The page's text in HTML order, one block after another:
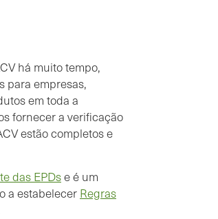
há muito tempo,
para empresas,
em toda a
fornecer a verificação
estão completos e
das EPDse é um
a estabelecer Regras